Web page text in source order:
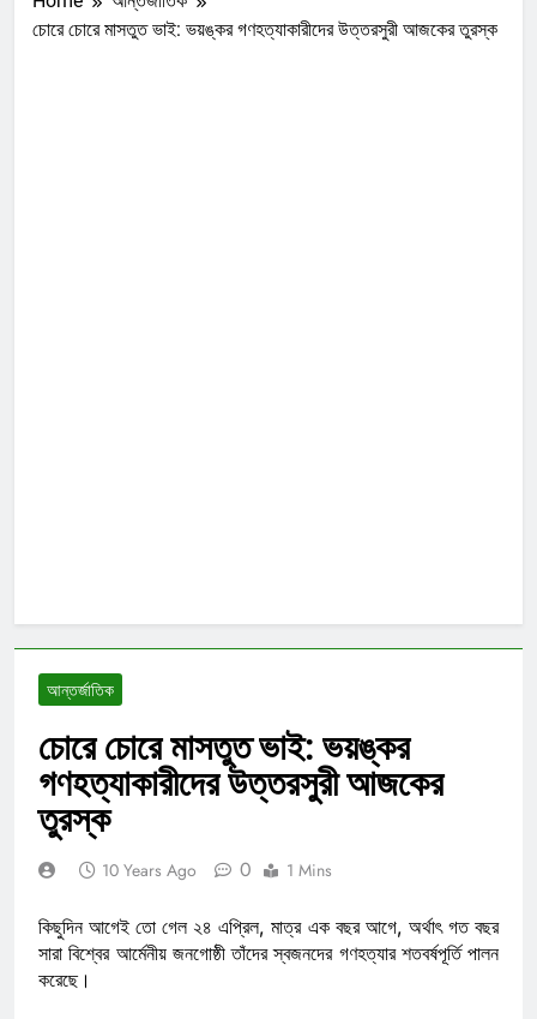
চোরে চোরে মাসতুত ভাই: ভয়ঙ্কর গণহত্যাকারীদের উত্তরসুরী আজকের তুরস্ক
আন্তর্জাতিক
চোরে চোরে মাসতুত ভাই: ভয়ঙ্কর
গণহত্যাকারীদের উত্তরসুরী আজকের
তুরস্ক
10 Years Ago 0 1 Mins
কিছুদিন আগেই তো গেল ২৪ এপ্রিল, মাত্র এক বছর আগে, অর্থাৎ গত বছর
সারা বিশ্বের আর্মেনীয় জনগোষ্ঠী তাঁদের স্বজনদের গণহত্যার শতবর্ষপূর্তি পালন
করেছে।